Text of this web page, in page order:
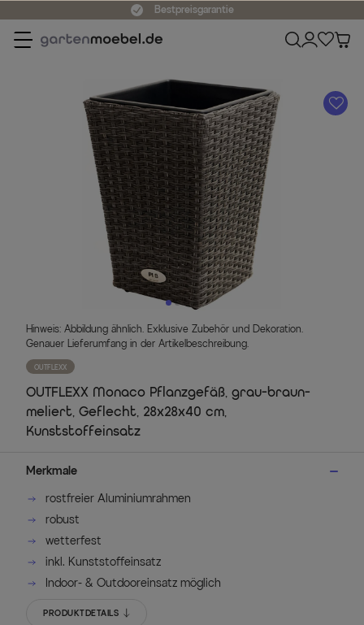
Bestpreisgarantie
A
Hinweis: Abbildung ähnlich. Exklusive Zubehör und Dekoration.
Genauer Lieferumfang in der Artikelbeschreibung.
OUTFLEXX
OUTFLEXX Monaco Pflanzgefäß, grau-braun-
meliert, Geflecht, 28x28x40 cm,
Kunststoffeinsatz
Merkmale
rostfreier Aluminiumrahmen
robust
wetterfest
inkl. Kunststoffeinsatz
Indoor- & Outdooreinsatz möglich
PRODUKTDETAILS